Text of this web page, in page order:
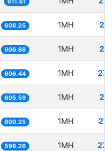
608.25 1MH
606.68 1MH
606.44 1MH
605.59 1MH
600.25 1MH
598.26 1MH